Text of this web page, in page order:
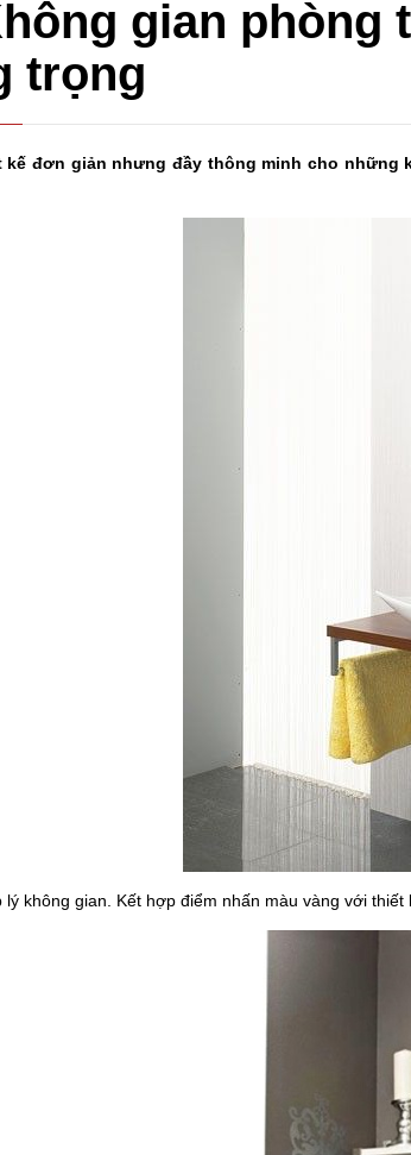
gian phòng
trọng
kế đơn giản nhưng đầy thông minh cho
không gian. Kết hợp điểm nhấn màu vàng với thiết